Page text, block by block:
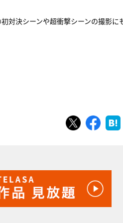
対決シーンや超衝撃シーンの撮影に
ツイートシェア